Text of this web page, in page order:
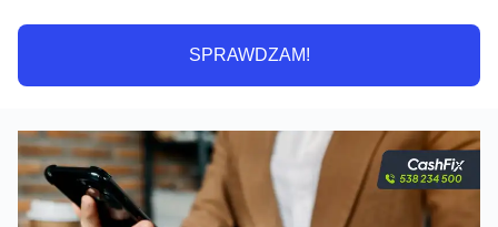
SPRAWDZAM!